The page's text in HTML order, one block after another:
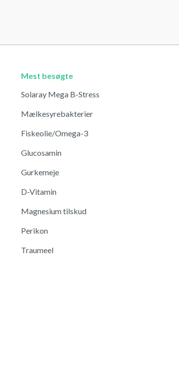
Mest besøgte
Solaray Mega B-Stress
Mælkesyrebakterier
Fiskeolie/Omega-3
Glucosamin
Gurkemeje
D-Vitamin
Magnesium tilskud
Perikon
Traumeel